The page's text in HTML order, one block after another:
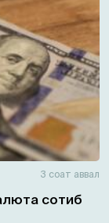
3 соат аввал
сотиб